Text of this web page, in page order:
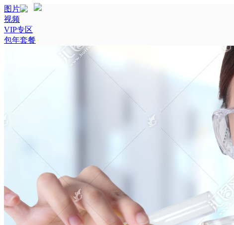
图片
视频
VIP专区
包年套餐